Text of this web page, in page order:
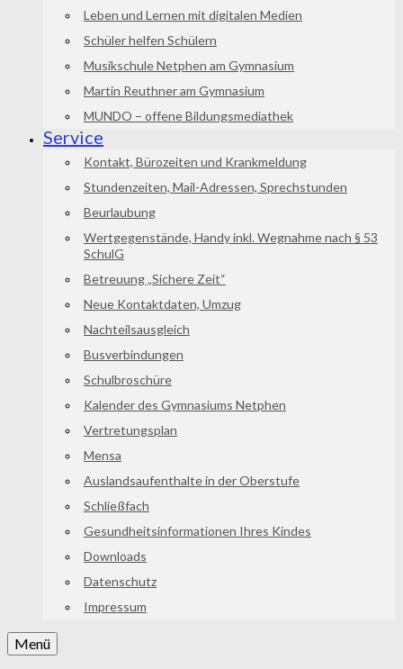
Leben und Lernen mit digitalen Medien
Schüler helfen Schülern
Musikschule Netphen am Gymnasium
Martin Reuthner am Gymnasium
MUNDO – offene Bildungsmediathek
Service
Kontakt, Bürozeiten und Krankmeldung
Stundenzeiten, Mail-Adressen, Sprechstunden
Beurlaubung
Wertgegenstände, Handy inkl. Wegnahme nach § 53
SchulG
Betreuung „Sichere Zeit“
Neue Kontaktdaten, Umzug
Nachteilsausgleich
Busverbindungen
Schulbroschüre
Kalender des Gymnasiums Netphen
Vertretungsplan
Mensa
Auslandsaufenthalte in der Oberstufe
Schließfach
Gesundheitsinformationen Ihres Kindes
Downloads
Datenschutz
Impressum
Menü